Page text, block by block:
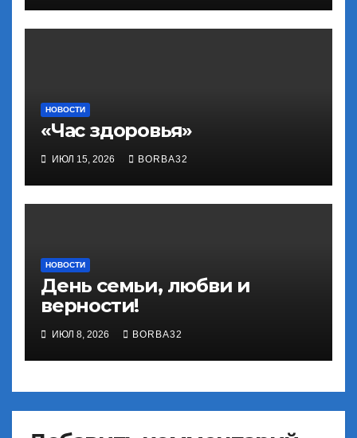
НОВОСТИ
«Час здоровья»
ИЮЛ 15, 2026 BORBA32
НОВОСТИ
День семьи, любви и
верности!
ИЮЛ 8, 2026 BORBA32